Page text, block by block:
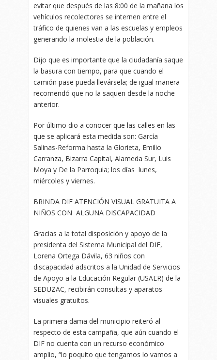
evitar que después de las 8:00 de la mañana los
vehículos recolectores se internen entre el
tráfico de quienes van a las escuelas y empleos
generando la molestia de la población.
Dijo que es importante que la ciudadanía saque
la basura con tiempo, para que cuando el
camión pase pueda llevársela; de igual manera
recomendó que no la saquen desde la noche
anterior.
Por último dio a conocer que las calles en las
que se aplicará esta medida son: García
Salinas-Reforma hasta la Glorieta, Emilio
Carranza, Bizarra Capital, Alameda Sur, Luis
Moya y De la Parroquia; los días lunes,
miércoles y viernes.
BRINDA DIF ATENCIÓN VISUAL GRATUITA A
NIÑOS CON ALGUNA DISCAPACIDAD
Gracias a la total disposición y apoyo de la
presidenta del Sistema Municipal del DIF,
Lorena Ortega Dávila, 63 niños con
discapacidad adscritos a la Unidad de Servicios
de Apoyo a la Educación Regular (USAER) de la
SEDUZAC, recibirán consultas y aparatos
visuales gratuitos.
La primera dama del municipio reiteró al
respecto de esta campaña, que aún cuando el
DIF no cuenta con un recurso económico
amplio, “lo poquito que tengamos lo vamos a